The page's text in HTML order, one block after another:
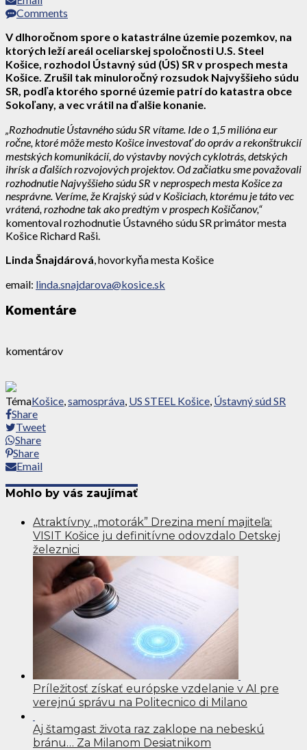
Comments
V dlhoročnom spore o katastrálne územie pozemkov, na
ktorých leží areál oceliarskej spoločnosti U.S. Steel
Košice, rozhodol Ústavný súd (ÚS) SR v prospech mesta
Košice. Zrušil tak minuloročný rozsudok Najvyššieho súdu
SR, podľa ktorého sporné územie patrí do katastra obce
Sokoľany, a vec vrátil na ďalšie konanie.
„Rozhodnutie Ústavného súdu SR vítame. Ide o 1,5 milióna eur
ročne, ktoré môže mesto Košice investovať do opráv a rekonštrukcií
mestských komunikácií, do výstavby nových cyklotrás, detských
ihrísk a ďalších rozvojových projektov. Od začiatku sme považovali
rozhodnutie Najvyššieho súdu SR v neprospech mesta Košice za
nesprávne. Veríme, že Krajský súd v Košiciach, ktorému je táto vec
vrátená, rozhodne tak ako predtým v prospech Košičanov,“
komentoval rozhodnutie Ústavného súdu SR primátor mesta
Košice Richard Raši.
Linda Šnajdárová , hovorkyňa mesta Košice
email: linda.snajdarova@kosice.sk
Komentáre
komentárov
TémaKošice,samospráva, US STEEL Košice, Ústavný súd SR
Share
Tweet
Share
Share
Email
Mohlo by vás zaujímať
Atraktívny ,,motorák” Drezina mení majiteľa:
VISIT Košice ju definitívne odovzdalo Detskej
železnici
Príležitosť získať európske vzdelanie v AI pre
verejnú správu na Politecnico di Milano
Aj štamgast života raz zaklope na nebeskú
bránu… Za Milanom Desiatnikom